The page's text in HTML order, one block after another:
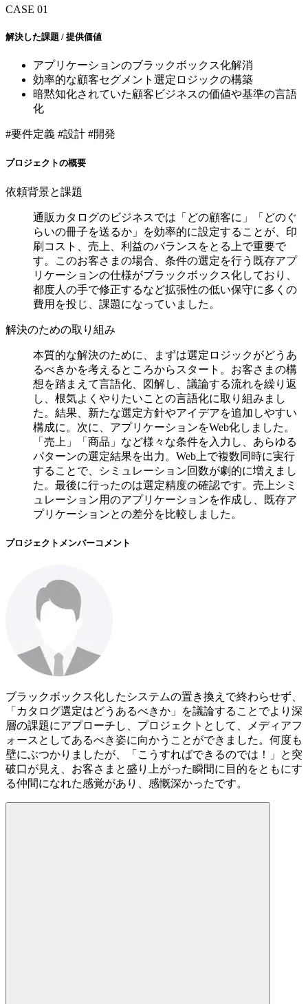
CASE 01
解決した課題 / 提供価値
アプリケーションのブラックボックス化解消
効率的な顧客セグメント選定ロジックの構築
暗黙知化されていた顧客ビジネスの価値や基準の言語
化
#要件定義 #設計 #開発
プロジェクトの概要
依頼背景と課題
通販カタログのビジネスでは「どの顧客に」「どのぐ
らいの冊子を送るか」を効率的に設定することが、印
刷コスト、売上、利益のバランスをとる上で重要で
す。このお客さまの場合、条件の選定を行う既存アプ
リケーションの仕様がブラックボックス化しており、
都度人の手で修正するなど拡張性の低い保守に多くの
費用を投じ、課題になっていました。
解決のための取り組み
本質的な解決のために、まずは選定ロジックがどうあ
るべきかを考えるところからスタート。お客さまの構
想を踏まえて言語化、図解し、議論する流れを繰り返
し、根気よくやりたいことの言語化に取り組みまし
た。結果、新たな選定方針やアイデアを追加しやすい
構成に。次に、アプリケーションをWeb化しました。
「売上」「商品」など様々な条件を入力し、あらゆる
パターンの選定結果を出力。Web上で複数同時に実行
することで、シミュレーション回数が劇的に増えまし
た。最後に行ったのは選定精度の確認です。売上シミ
ュレーション用のアプリケーションを作成し、既存ア
プリケーションとの差分を比較しました。
プロジェクトメンバーコメント
ブラックボックス化したシステムの置き換えで終わらせず、
「カタログ選定はどうあるべきか」を議論することでより深
層の課題にアプローチし、プロジェクトとして、メディアフ
ォースとしてあるべき姿に向かうことができました。何度も
壁にぶつかりましたが、「こうすればできるのでは！」と突
破口が見え、お客さまと盛り上がった瞬間に目的をともにす
る仲間になれた感覚があり、感慨深かったです。